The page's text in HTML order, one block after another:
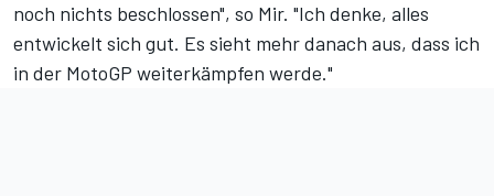
noch nichts beschlossen", so Mir. "Ich denke, alles
entwickelt sich gut. Es sieht mehr danach aus, dass ich
in der MotoGP weiterkämpfen werde."